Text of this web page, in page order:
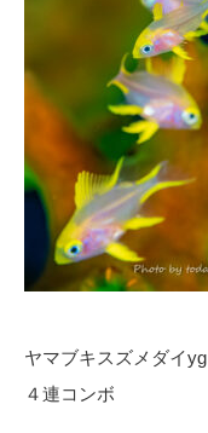
ヤマブキスズメダイyg
４連コンボ